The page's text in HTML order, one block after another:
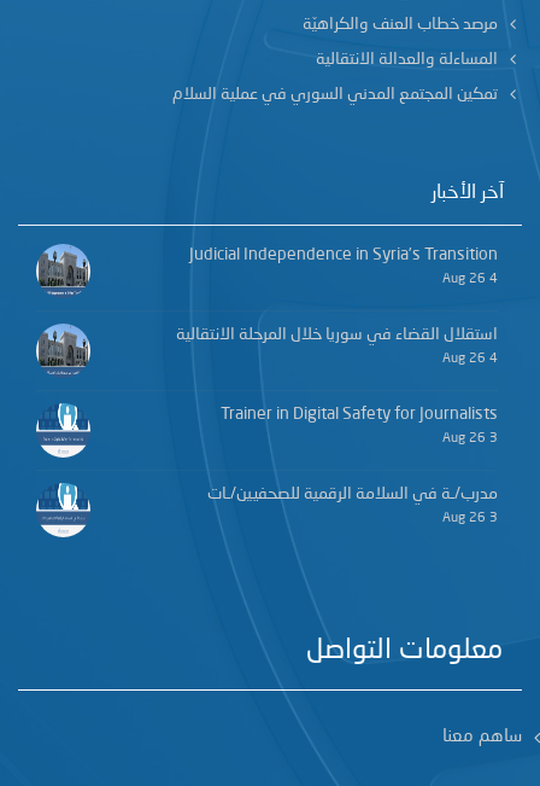
مرصد خطاب العنف والكراهيّة
المساءلة والعدالة الانتقالية
تمكين المجتمع المدني السوري في عملية السلام
آخر الأخبار
Judicial Independence in Syria’s Transition
4 Aug 26
استقلال القضاء في سوريا خلال المرحلة الانتقالية
4 Aug 26
Trainer in Digital Safety for Journalists
3 Aug 26
مدرب/ـة في السلامة الرقمية للصحفيين/ـات
3 Aug 26
معلومات التواصل
ساهم معنا